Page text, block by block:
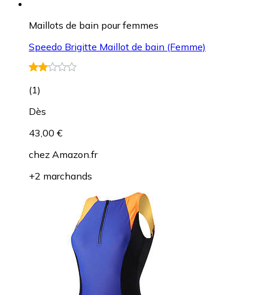
Maillots de bain pour femmes
Speedo Brigitte Maillot de bain (Femme)
(1)
Dès
43,00 €
chez Amazon.fr
+2 marchands